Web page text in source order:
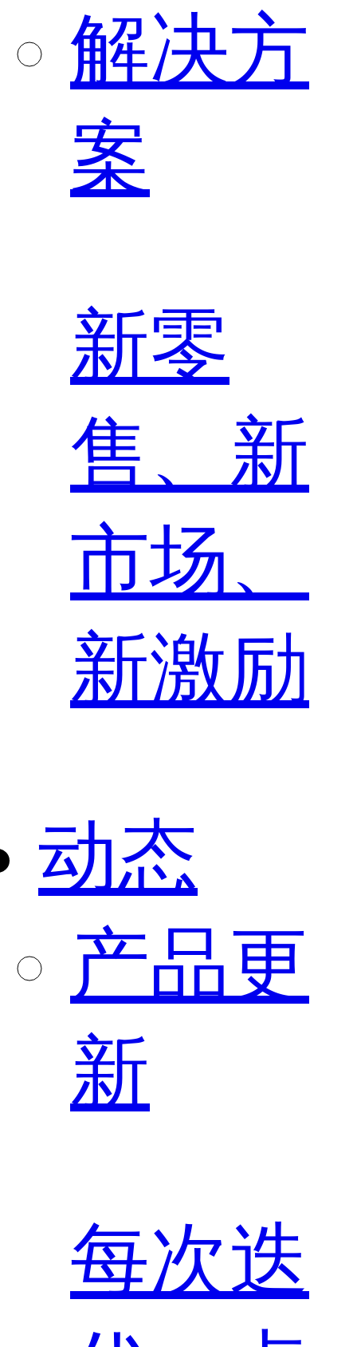
解决方
案
新零
售、新
市场、
新激励
动态
产品更
新
每次迭